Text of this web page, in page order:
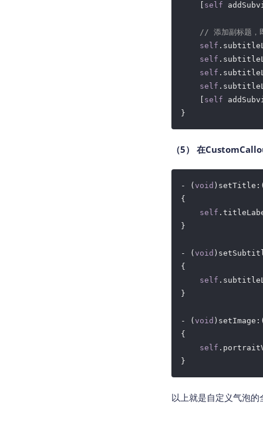
self
// 添加副标题，
self
self
self
self
self
（5） 在
- ( void
{
self
}
- ( void
{
self
}
- ( void
{
self
以上就是自定义气泡